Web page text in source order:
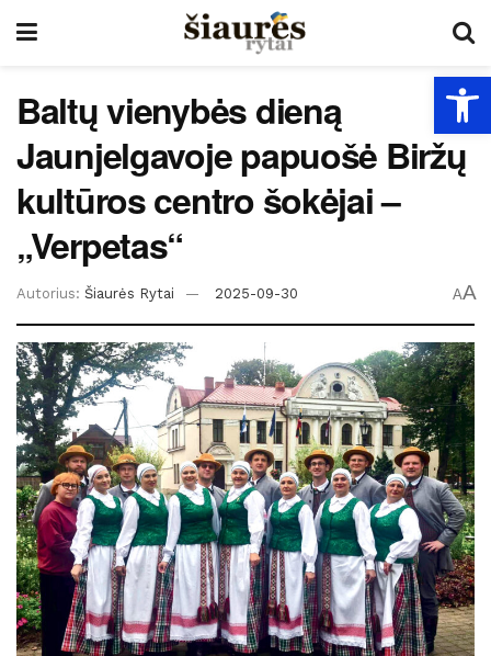
Baltų vienybės dieną
Jaunjelgavoje papuošė Biržų
kultūros centro šokėjai –
„Verpetas“
Autorius: Šiaurės Rytai 2025-09-30 AA